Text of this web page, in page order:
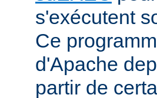
s'exécutent
Ce
d'Apache
partir de